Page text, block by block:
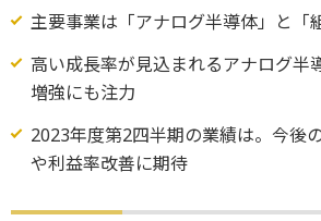
主要事業は「アナログ半導体」と「
高い成長率が見込まれるアナログ半
増強にも注力
2023年度第2四半期の業績は。今後
や利益率改善に期待